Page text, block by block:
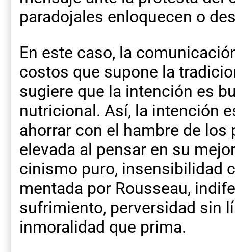
paradojales enloquecen o
En este caso, la
costos que supone la
sugiere que la intención es
nutricional. Así, la intención
ahorrar con el hambre de los
elevada al pensar en su
cinismo puro, insensibilidad
mentada por Rousseau,
sufrimiento, perversidad sin
inmoralidad que prima.